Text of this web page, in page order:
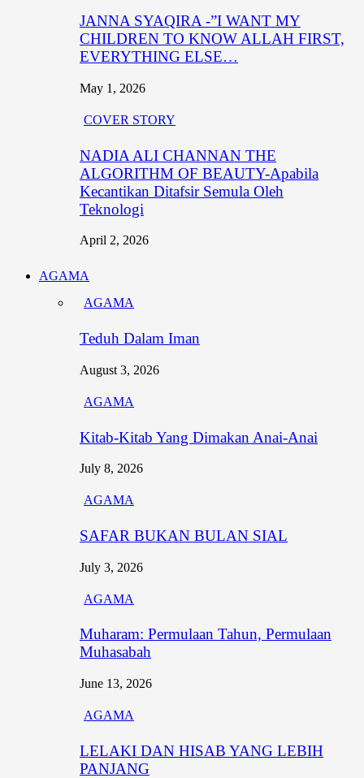
JANNA SYAQIRA -”I WANT MY
CHILDREN TO KNOW ALLAH FIRST,
EVERYTHING ELSE…
May 1, 2026
COVER STORY
NADIA ALI CHANNAN THE
ALGORITHM OF BEAUTY-Apabila
Kecantikan Ditafsir Semula Oleh
Teknologi
April 2, 2026
AGAMA
AGAMA
Teduh Dalam Iman
August 3, 2026
AGAMA
Kitab-Kitab Yang Dimakan Anai-Anai
July 8, 2026
AGAMA
SAFAR BUKAN BULAN SIAL
July 3, 2026
AGAMA
Muharam: Permulaan Tahun, Permulaan
Muhasabah
June 13, 2026
AGAMA
LELAKI DAN HISAB YANG LEBIH
PANJANG